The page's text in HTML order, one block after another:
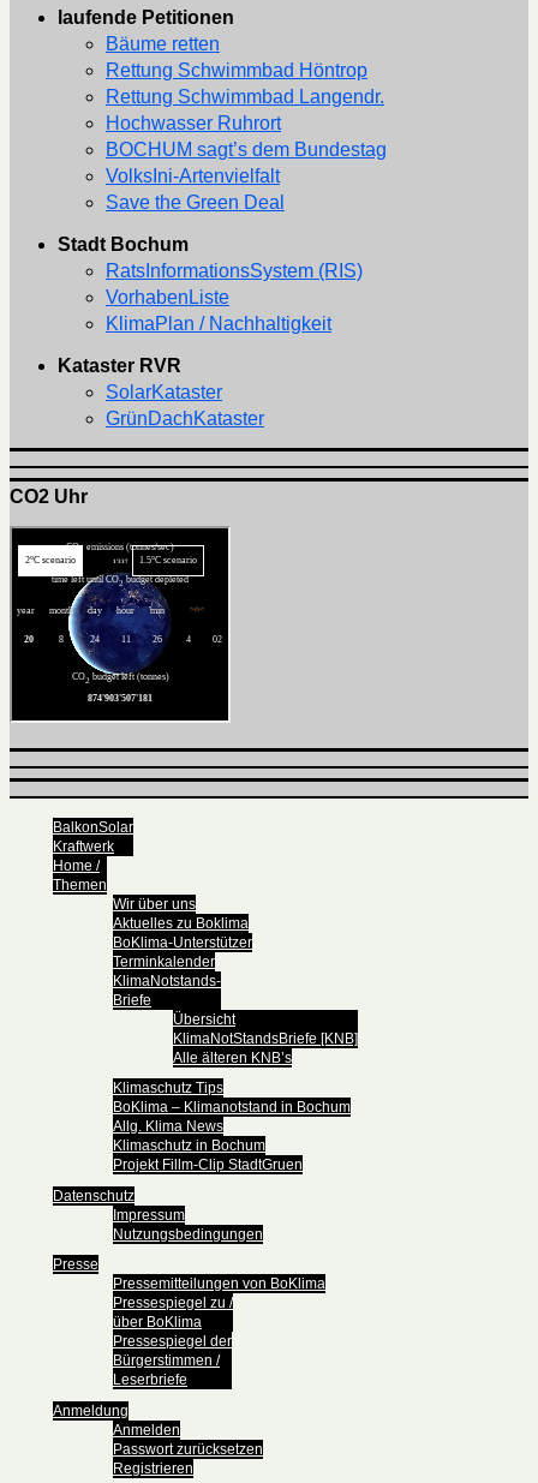
laufende Petitionen
Bäume retten
Rettung Schwimmbad Höntrop
Rettung Schwimmbad Langendr.
Hochwasser Ruhrort
BOCHUM sagt’s dem Bundestag
VolksIni-Artenvielfalt
Save the Green Deal
Stadt Bochum
RatsInformationsSystem (RIS)
VorhabenListe
KlimaPlan / Nachhaltigkeit
Kataster RVR
SolarKataster
GrünDachKataster
CO2 Uhr
BalkonSolar
Kraftwerk
Home /
Themen
Wir über uns
Aktuelles zu Boklima
BoKlima-Unterstützer
Terminkalender
KlimaNotstands-
Briefe
Übersicht
KlimaNotStandsBriefe [KNB]
Alle älteren KNB’s
Klimaschutz Tips
BoKlima – Klimanotstand in Bochum
Allg. Klima News
Klimaschutz in Bochum
Projekt Fillm-Clip StadtGruen
Datenschutz
Impressum
Nutzungsbedingungen
Presse
Pressemitteilungen von BoKlima
Pressespiegel zu /
über BoKlima
Pressespiegel der
Bürgerstimmen /
Leserbriefe
Anmeldung
Anmelden
Passwort zurücksetzen
Registrieren